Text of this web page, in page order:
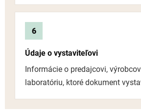
6
Údaje o vystaviteľovi
Informácie o predajcovi,
laboratóriu, ktoré dokument